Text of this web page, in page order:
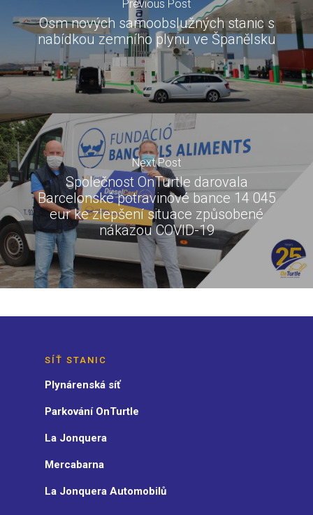
Previous Post
Osm nových samoobslužných stanic s
nabídkou zemního plynu ve Španělsku
Next Post
Společnost OnTurtle darovala
Barcelonské potravinové bance 14 045
eur ke zlepšení situace způsobené
nákazou COVID-19
SÍŤ STANIC
Plynárenská síť
Parkování OnTurtle
La Jonquera
Mercabarna
La Jonquera Automobilů